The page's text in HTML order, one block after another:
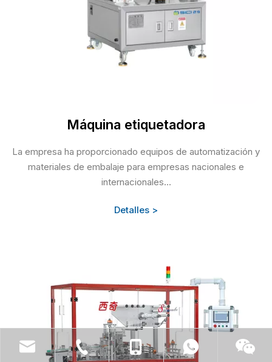
Máquina etiquetadora
La empresa ha proporcionado equipos de automatización y
materiales de embalaje para empresas nacionales e
internacionales...
Detalles >